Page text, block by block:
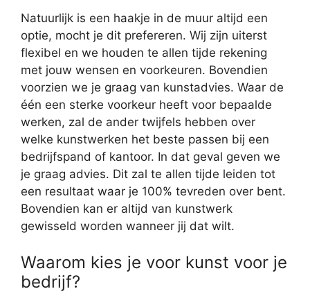
Natuurlijk is een haakje in de muur altijd een
optie, mocht je dit prefereren. Wij zijn uiterst
flexibel en we houden te allen tijde rekening
met jouw wensen en voorkeuren. Bovendien
voorzien we je graag van kunstadvies. Waar de
één een sterke voorkeur heeft voor bepaalde
werken, zal de ander twijfels hebben over
welke kunstwerken het beste passen bij een
bedrijfspand of kantoor. In dat geval geven we
je graag advies. Dit zal te allen tijde leiden tot
een resultaat waar je 100% tevreden over bent.
Bovendien kan er altijd van kunstwerk
gewisseld worden wanneer jij dat wilt.
Waarom kies je voor kunst voor je
bedrijf?